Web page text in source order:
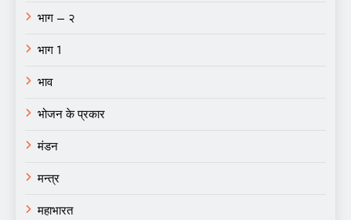
भाग – २
भाग 1
भाव
भोजन के प्रकार
मंडन
मन्त्र
महाभारत